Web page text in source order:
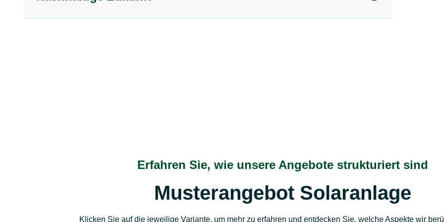
Erfahren Sie, wie unsere Angebote strukturiert sind
Musterangebot Solaranlage
Klicken Sie auf die jeweilige Variante, um mehr zu erfahren und entdecken Sie, welche Aspekte wir